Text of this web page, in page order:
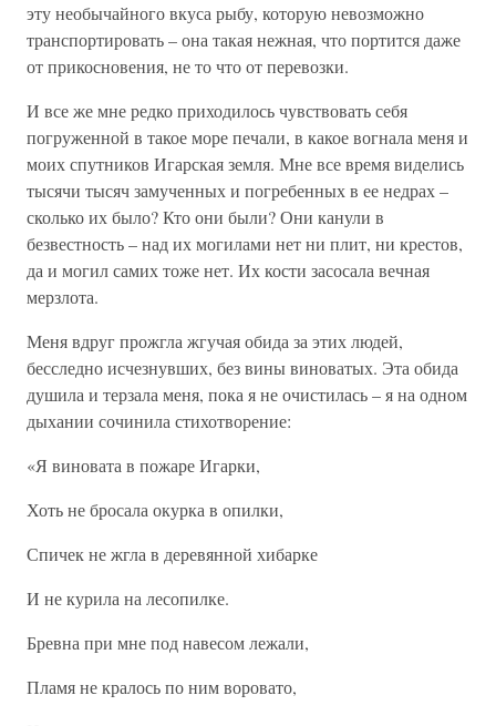
эту необычайного вкуса рыбу, которую невозможно
транспортировать – она такая нежная, что портится даже
от прикосновения, не то что от перевозки.
И все же мне редко приходилось чувствовать себя
погруженной в такое море печали, в какое вогнала меня и
моих спутников Игарская земля. Мне все время виделись
тысячи тысяч замученных и погребенных в ее недрах –
сколько их было? Кто они были? Они канули в
безвестность – над их могилами нет ни плит, ни крестов,
да и могил самих тоже нет. Их кости засосала вечная
мерзлота.
Меня вдруг прожгла жгучая обида за этих людей,
бесследно исчезнувших, без вины виноватых. Эта обида
душила и терзала меня, пока я не очистилась – я на одном
дыхании сочинила стихотворение:
«Я виновата в пожаре Игарки,
Хоть не бросала окурка в опилки,
Спичек не жгла в деревянной хибарке
И не курила на лесопилке.
Бревна при мне под навесом лежали,
Пламя не кралось по ним воровато,